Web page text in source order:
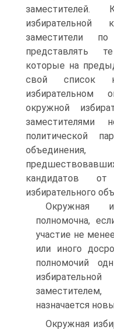
заместители
представлять
которые на
свой список
избирательном
окружной
политической
кандидатов
избирательного
Окружная
полномочна,
участие не
или иного
полномочий
назначается
Окружная